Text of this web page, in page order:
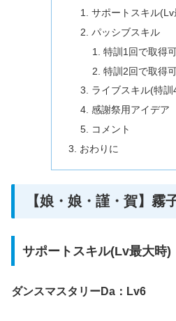
サポートスキル(Lv
パッシブスキル
特訓1回で取得
特訓2回で取得
ライブスキル(特
感謝祭用アイデア
コメント
おわりに
【娘・娘・謹・賀】霧
サポートスキル(Lv最大時)
ダンスマスタリーDa：Lv6